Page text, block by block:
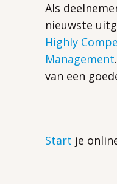
Als
nieuwste
Highly
Management
van een
Start je